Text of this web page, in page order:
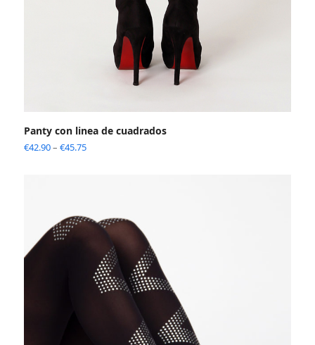
Panty con linea de cuadrados
€42.90– €45.75